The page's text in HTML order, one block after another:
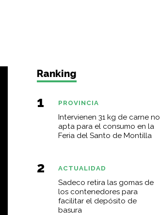
Ranking
Intervienen 31 kg de carne no
apta para el consumo en la
Feria del Santo de Montilla
PROVINCIA
Sadeco retira las gomas de
los contenedores para
facilitar el depósito de
basura
ACTUALIDAD